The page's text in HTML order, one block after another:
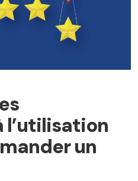
l’utilisation
un